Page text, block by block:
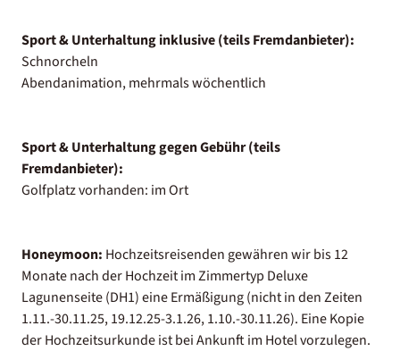
Sport & Unterhaltung inklusive (teils Fremdanbieter):
Schnorcheln
Abendanimation, mehrmals wöchentlich
Sport & Unterhaltung gegen Gebühr (teils
Fremdanbieter):
Golfplatz vorhanden: im Ort
Honeymoon: Hochzeitsreisenden gewähren wir bis 12
Monate nach der Hochzeit im Zimmertyp Deluxe
Lagunenseite (DH1) eine Ermäßigung (nicht in den Zeiten
1.11.-30.11.25, 19.12.25-3.1.26, 1.10.-30.11.26). Eine Kopie
der Hochzeitsurkunde ist bei Ankunft im Hotel vorzulegen.